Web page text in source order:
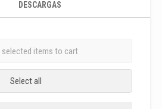
DESCARGAS
selected items to cart
Select all